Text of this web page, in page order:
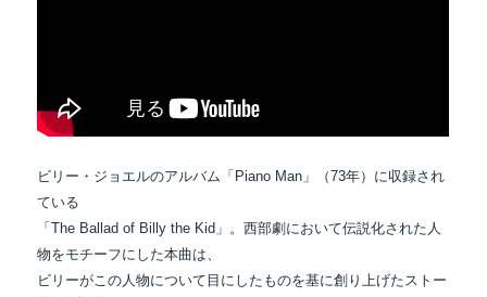
ビリー・ジョエルのアルバム「Piano Man」（73年）に収録され
ている
「The Ballad of Billy the Kid」。西部劇において伝説化された人
物をモチーフにした本曲は、
ビリーがこの人物について目にしたものを基に創り上げたストー